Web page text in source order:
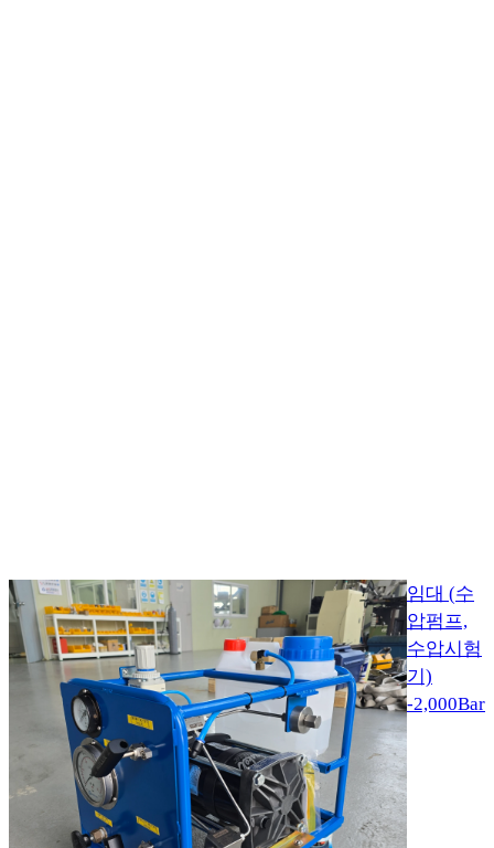
임대 (수
압펌프,
수압시험
기)
-2,000Bar